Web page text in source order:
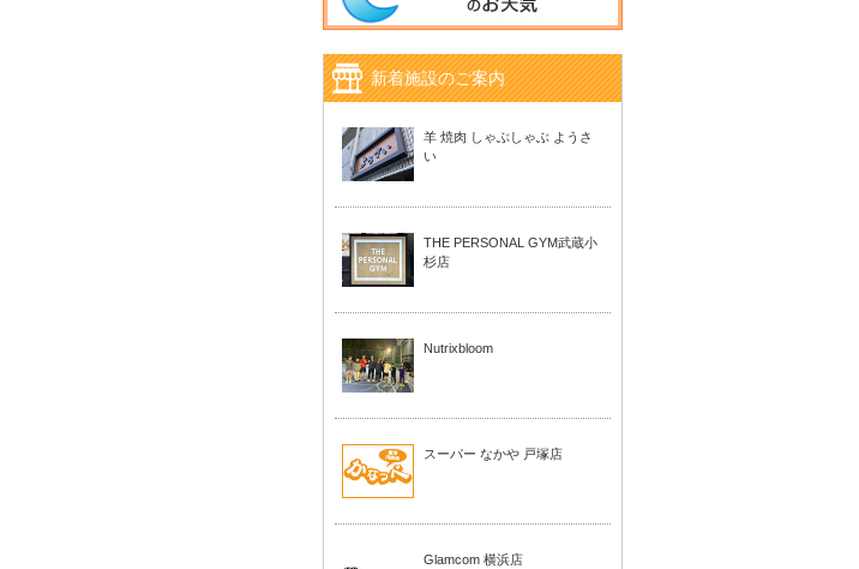
新着施設のご案内
羊 焼肉 しゃぶしゃぶ ようさ
い
THE PERSONAL GYM武蔵小
杉店
Nutrixbloom
スーパー なかや 戸塚店
Glamcom 横浜店